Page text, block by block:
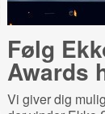
Følg
Awards
Vi giver dig